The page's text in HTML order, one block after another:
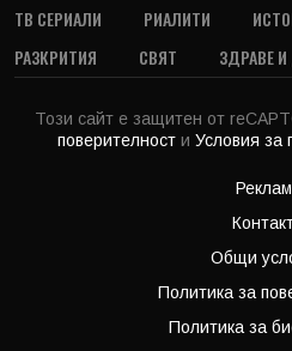
ТВ СЕРИАЛИ
РИАЛИТИ
РАЗКРИТИЯ
СВЯТ ЗДРАВЕ
Този сайт е защитен от
поверителност и Условия за
Общи
Политика за
Политика за